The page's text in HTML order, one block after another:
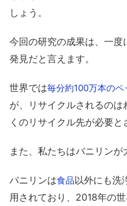
しょう。
今回の研究の成果は、一
発見だと言えます。
世界では毎分約100万本のペ
が、リサイクルされるの
くのリサイクル先が必要と
また、私たちはバニリンが
バニリンは食品以外にも洗
用されており、2018年の